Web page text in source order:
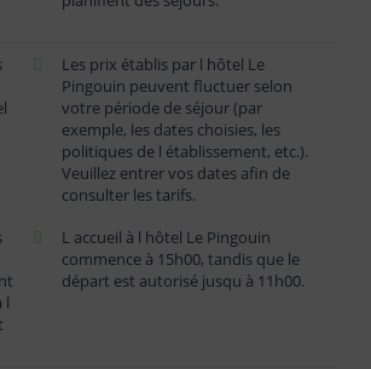
Les prix établis par l hôtel Le
Pingouin peuvent fluctuer selon
votre période de séjour (par
exemple, les dates choisies, les
politiques de l établissement, etc.).
Veuillez entrer vos dates afin de
consulter les tarifs.
l
L accueil à l hôtel Le Pingouin
commence à 15h00, tandis que le
départ est autorisé jusqu à 11h00.